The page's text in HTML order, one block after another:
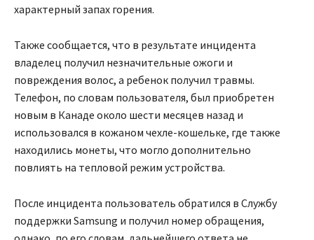
характерный запах горения.
Также сообщается, что в результате инцидента
владелец получил незначительные ожоги и
повреждения волос, а ребенок получил травмы.
Телефон, по словам пользователя, был приобретен
новым в Канаде около шести месяцев назад и
использовался в кожаном чехле-кошельке, где также
находились монеты, что могло дополнительно
повлиять на тепловой режим устройства.
После инцидента пользователь обратился в Службу
поддержки Samsung и получил номер обращения,